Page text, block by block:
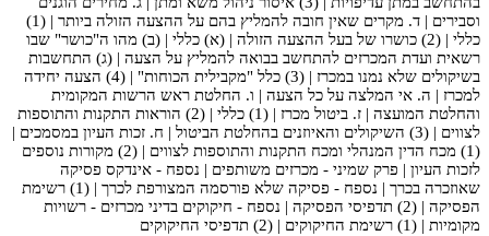
וסבירים | ד. מקרים שאין חובה להמליץ בהם על ההצעה הזולה ביותר | (1)
כללי | (2) כושרו של בעל ההצעה הזולה | (א) כללי | (ב) מהו ה"כושר" שבו
רשאית ועדת המכרזים להתחשב בבואה להמליץ על הצעה | (ג) התחשבות
בשיקולים שלא נמנו במכרז | (3) כלל "מקבילית הכוחות" | (4) הצעה יחידה
למכרז | ה. אי המלצה על כל הצעה | ו. החלטת ראש הרשות המקומית
והחלטת המועצה | ז. ביטול מכרז | (1) כללי | (2) הוראות התקנות והתוספות
לצווים | (3) השיקולים והאיוזנים בהחלטת הביטול | ח. זכות העיון במסמכים |
(1) מכח הדין המנהלי ומכח התקנות והתוספות לצווים | (2) מקורות נוספים
לזכות העיון | פרק שמיני - מכרזים משותפים | נספח - אינדקס פסיקה
שאוזכרה בכרך | נספח - פסיקה שלא פורסמה המצורפת לכרך | (1) רשימת
הפסיקה | (2) תדפיסי הפסיקה | נספח - חיקוקים בדיני מכרזים - רשויות
מקומיות | (1) רשימת החיקוקים | (2) תדפיסי החיקוקים